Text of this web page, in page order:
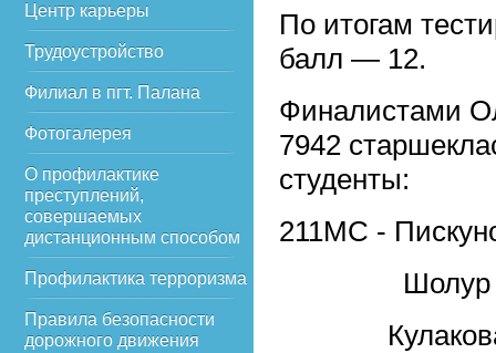
Центр карьеры
Трудоустройство
Филиал в пгт. Палана
Фотогалерея
О профилактике
преступлений,
совершаемых
дистанционным способом
Профилактика терроризма
Правила безопасности
дорожного движения
По итогам
балл — 12.
Финалистами
7942
студенты:
211МС -
Шолур
Кулакова